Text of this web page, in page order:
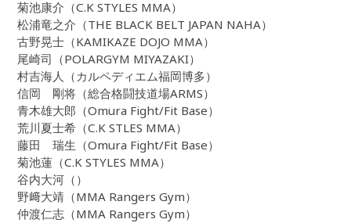
菊池康介（C.K STYLES MMA）
松浦竜之介（THE BLACK BELT JAPAN NAHA）
古野晃士（KAMIKAZE DOJO MMA）
尾崎司（POLARGYM MIYAZAKI）
村吉海人（カルペディエム福岡博多）
信岡 剛将（総合格闘技道場ARMS）
青木雄大郎（Omura Fight/Fit Base）
荒川夏士希（C.K STLES MMA）
藤田 瑞生（Omura Fight/Fit Base）
菊池蓮（C.K STYLES MMA）
谷内大河（）
野﨑大靖（MMA Rangers Gym）
仲渡仁志（MMA Rangers Gym）